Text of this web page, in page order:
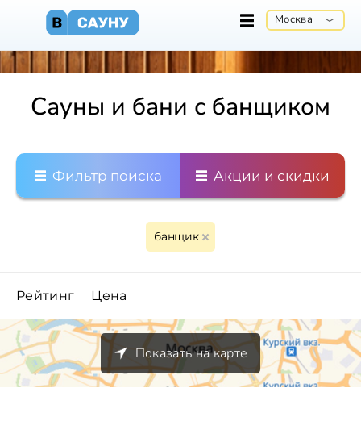
Москва
Сауны и бани с банщиком
Фильтр поиска Акции и скидки
банщик
Рейтинг Цена
Показать на карте